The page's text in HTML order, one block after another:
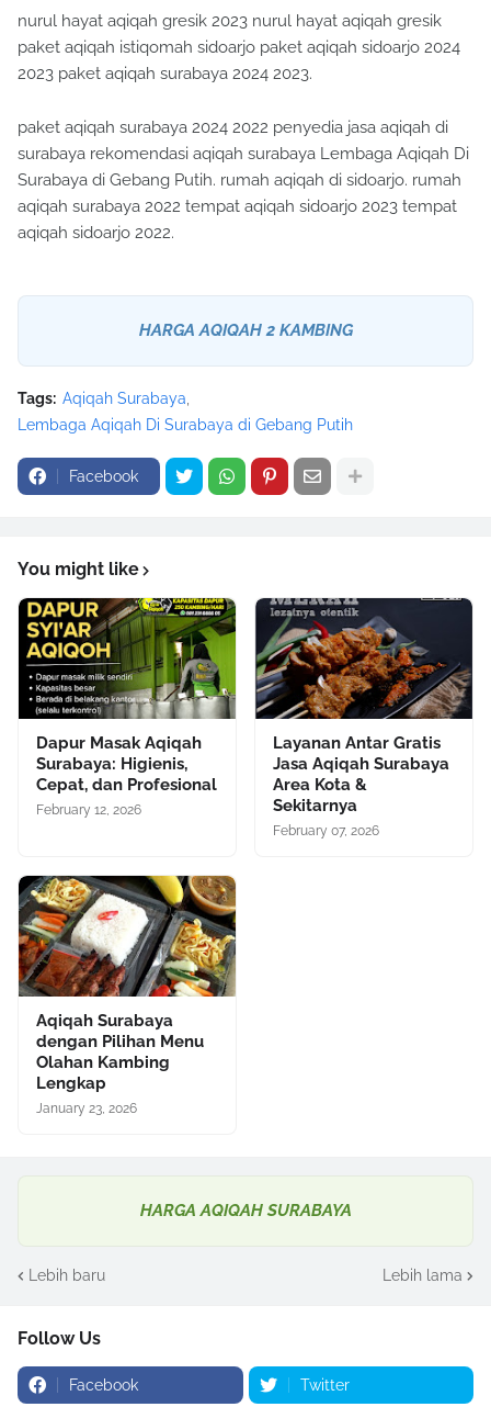
nurul hayat aqiqah gresik 2023 nurul hayat aqiqah gresik
paket aqiqah istiqomah sidoarjo paket aqiqah sidoarjo 2024
2023 paket aqiqah surabaya 2024 2023.
paket aqiqah surabaya 2024 2022 penyedia jasa aqiqah di
surabaya rekomendasi aqiqah surabaya Lembaga Aqiqah Di
Surabaya di Gebang Putih. rumah aqiqah di sidoarjo. rumah
aqiqah surabaya 2022 tempat aqiqah sidoarjo 2023 tempat
aqiqah sidoarjo 2022.
HARGA AQIQAH 2 KAMBING
Tags: Aqiqah Surabaya
Lembaga Aqiqah Di Surabaya di Gebang Putih
Facebook
You might like
Dapur Masak Aqiqah
Surabaya: Higienis,
Cepat, dan Profesional
February 12, 2026
Layanan Antar Gratis
Jasa Aqiqah Surabaya
Area Kota &
Sekitarnya
February 07, 2026
Aqiqah Surabaya
dengan Pilihan Menu
Olahan Kambing
Lengkap
January 23, 2026
HARGA AQIQAH SURABAYA
Lebih baru Lebih lama
Follow Us
Facebook Twitter